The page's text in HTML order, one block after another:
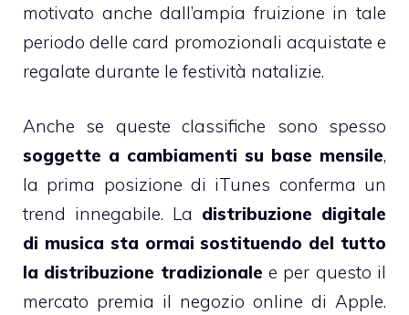
motivato anche dall’ampia fruizione in tale
periodo delle card promozionali acquistate e
regalate durante le festività natalizie.
Anche se queste classifiche sono spesso
soggette a cambiamenti su base mensile,
la prima posizione di iTunes conferma un
trend innegabile. La distribuzione digitale
di musica sta ormai sostituendo del tutto
la distribuzione tradizionale e per questo il
mercato premia il negozio online di Apple.